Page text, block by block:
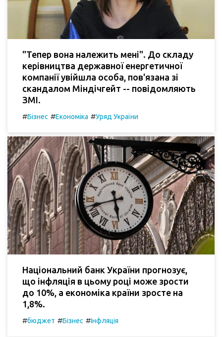
"Тепер вона належить мені". До складу
керівництва державної енергетичної
компанії увійшла особа, пов'язана зі
скандалом Міндічгейт -- повідомляють
ЗМІ.
#Бізнес #Економіка #Уряд України
Національний банк України прогнозує,
що інфляція в цьому році може зрости
до 10%, а економіка країни зросте на
1,8%.
#бюджет #Бізнес #Інфляція